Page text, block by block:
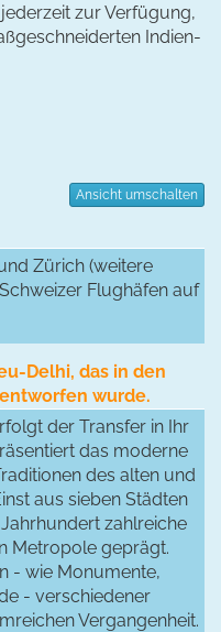
zur Verfügung,
Indien-
Ansicht umschalten
Zürich (weitere
Flughäfen auf
Delhi, das in den
wurde.
der Transfer in Ihr
das moderne
des alten und
aus sieben Städten
zahlreiche
Metropole geprägt.
- wie Monumente,
- verschiedener
Vergangenheit.